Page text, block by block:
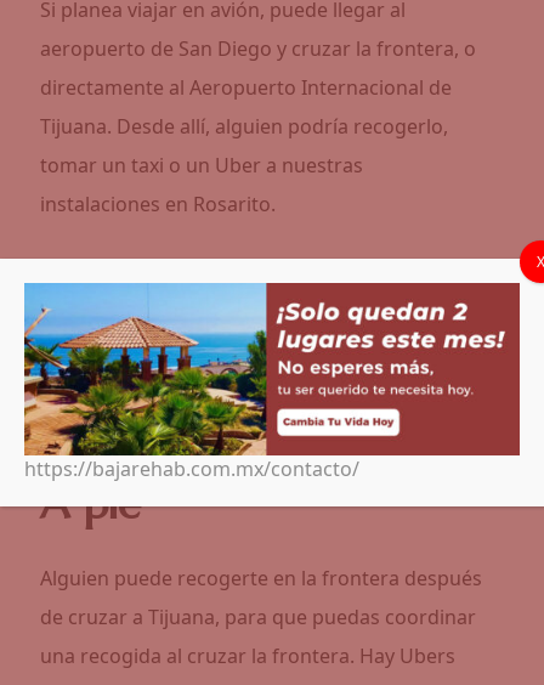
Si planea viajar en avión, puede llegar al
aeropuerto de San Diego y cruzar la frontera, o
directamente al Aeropuerto Internacional de
Tijuana. Desde allí, alguien podría recogerlo,
tomar un taxi o un Uber a nuestras
instalaciones en Rosarito.
Cruzando la frontera
Si planeas cruzar la frontera de San Diego a
Tijuana, estas son tus opciones, a pie o en
coche.
A pie
Alguien puede recogerte en la frontera después
de cruzar a Tijuana, para que puedas coordinar
una recogida al cruzar la frontera. Hay Ubers
https://bajarehab.com.mx/contacto/
X